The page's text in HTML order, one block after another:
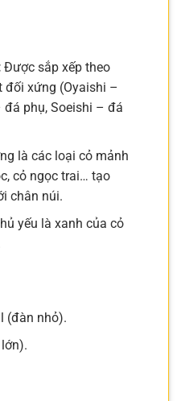
Được sắp xếp theo
đối xứng (Oyaishi –
phụ, Soeishi – đá
là các loại cỏ mảnh
cỏ ngọc trai… tạo
chân núi.
yếu là xanh của cỏ
(đàn nhỏ).